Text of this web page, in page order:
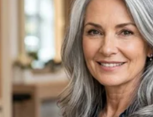
que iluminam o
o rostopassa por
de pele, tipo de cabelo e
medida certa.
rostos arredondados,